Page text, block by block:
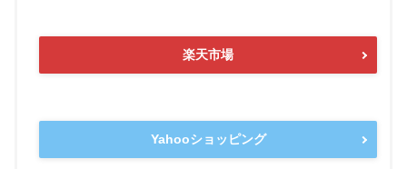
楽天市場
Yahooショッピング